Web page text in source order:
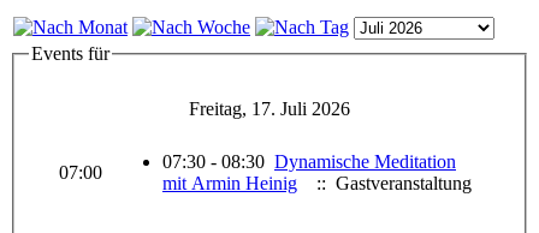
Events für
Freitag, 17. Juli 2026
07:00
07:30 - 08:30 Dynamische Meditation
mit Armin Heinig
:: Gastveranstaltung